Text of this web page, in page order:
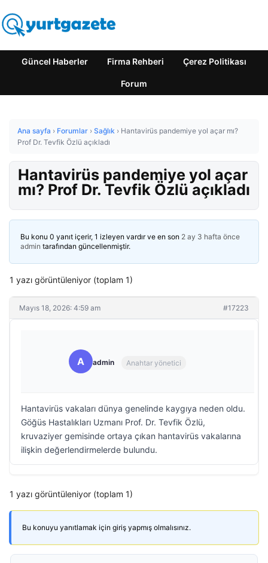
Güncel Haberler Firma Rehberi Çerez Politikası
Forum
Ana sayfa › Forumlar › Sağlık › Hantavirüs pandemiye yol açar mı?
Prof Dr. Tevfik Özlü açıkladı
Hantavirüs pandemiye yol açar
mı? Prof Dr. Tevfik Özlü açıkladı
Bu konu 0 yanıt içerir, 1 izleyen vardır ve en son 2 ay 3 hafta önce
admin tarafından güncellenmiştir.
1 yazı görüntüleniyor (toplam 1)
Mayıs 18, 2026: 4:59 am #17223
A admin Anahtar yönetici
Hantavirüs vakaları dünya genelinde kaygıya neden oldu.
Göğüs Hastalıkları Uzmanı Prof. Dr. Tevfik Özlü,
kruvaziyer gemisinde ortaya çıkan hantavirüs vakalarına
ilişkin değerlendirmelerde bulundu.
1 yazı görüntüleniyor (toplam 1)
Bu konuyu yanıtlamak için giriş yapmış olmalısınız.